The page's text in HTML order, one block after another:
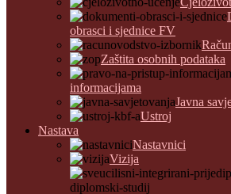
obrasci i sjednice FV
Zaštita osobnih podataka
informacijama
Javna
Ustroj
Nastava
Nastavnici
Vizija